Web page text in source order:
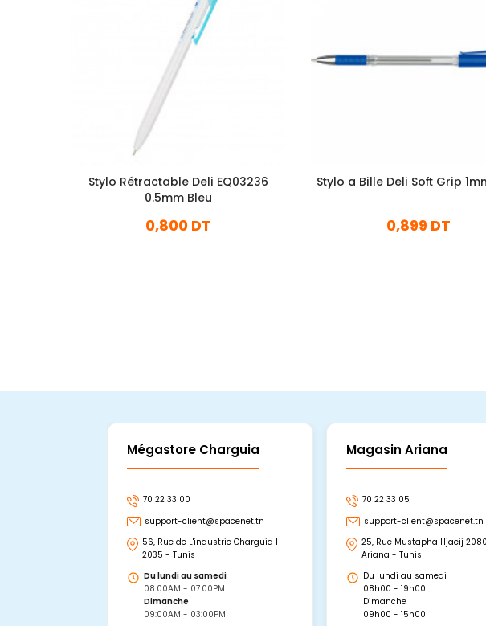
Stylo Rétractable Deli EQ03236
0.5mm Bleu
0,800 DT
Stylo a Bille Deli Soft Grip
0,899 DT
Mégastore Charguia
70 22 33 00
support-client@spacenet.tn
56, Rue de L'industrie Charguia I
2035 - Tunis
Du lundi au samedi
08:00AM - 07:00PM
Dimanche
09:00AM - 03:00PM
Magasin Ariana
70 22 33 05
support-client@spacenet.tn
25, Rue Mustapha Hjaeij 2080
Ariana - Tunis
Du lundi au samedi
08h00 - 19h00
Dimanche
09h00 - 15h00